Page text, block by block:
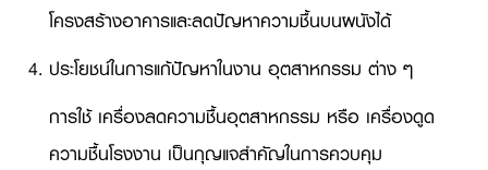
โครงสร้างอาคารและลดปัญหาความชื้นบนผนังได้
ประโยชน์ในการแก้ปัญหาในงาน อุตสาหกรรม ต่าง ๆ
การใช้ เครื่องลดความชื้นอุตสาหกรรม หรือ เครื่องดูด
ความชื้นโรงงาน เป็นกุญแจสำคัญในการควบคุม